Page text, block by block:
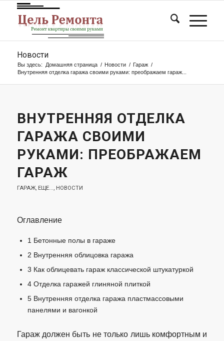
Новости
Вы здесь: Домашняя страница / Новости / Гараж /
Внутренняя отделка гаража своими руками: преображаем гараж...
ВНУТРЕННЯЯ ОТДЕЛКА
ГАРАЖА СВОИМИ
РУКАМИ: ПРЕОБРАЖАЕМ
ГАРАЖ
ГАРАЖ, ЕЩЕ..., НОВОСТИ
Оглавление
1 Бетонные полы в гараже
2 Внутренняя облицовка гаража
3 Как облицевать гараж классической штукатуркой
4Отделка гаражей глиняной плиткой
5Внутренняя отделка гаража пластмассовыми
панелями и вагонкой
Гараж должен быть не только лишь комфортным и